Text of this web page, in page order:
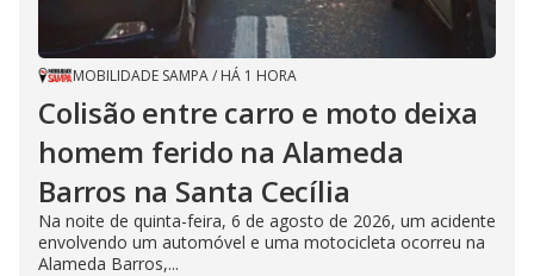
MOBILIDADE SAMPA/ HÁ 1 HORA
Colisão entre carro e moto deixa
homem ferido na Alameda
Barros na Santa Cecília
Na noite de quinta-feira, 6 de agosto de 2026, um acidente
envolvendo um automóvel e uma motocicleta ocorreu na
Alameda Barros,...